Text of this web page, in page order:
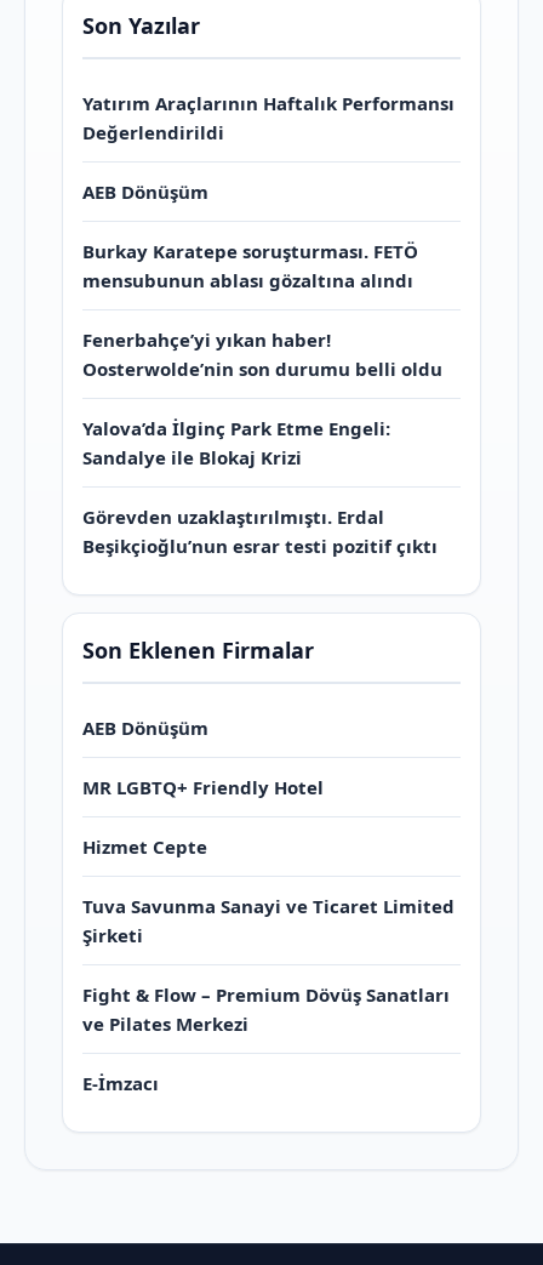
Son Yazılar
Yatırım Araçlarının Haftalık Performansı
Değerlendirildi
AEB Dönüşüm
Burkay Karatepe soruşturması. FETÖ
mensubunun ablası gözaltına alındı
Fenerbahçe’yi yıkan haber!
Oosterwolde’nin son durumu belli oldu
Yalova’da İlginç Park Etme Engeli:
Sandalye ile Blokaj Krizi
Görevden uzaklaştırılmıştı. Erdal
Beşikçioğlu’nun esrar testi pozitif çıktı
Son Eklenen Firmalar
AEB Dönüşüm
MR LGBTQ+ Friendly Hotel
Hizmet Cepte
Tuva Savunma Sanayi ve Ticaret Limited
Şirketi
Fight & Flow – Premium Dövüş Sanatları
ve Pilates Merkezi
E-İmzacı